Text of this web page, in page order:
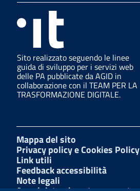
Sito realizzato seguendo le linee
guida di sviluppo per i servizi web
delle PA pubblicate da AGID in
collaborazione con il TEAM PER LA
TRASFORMAZIONE DIGITALE.
Mappa del sito
Privacy policy e Cookies Policy
Link utili
Feedback accessibilità
Note legali